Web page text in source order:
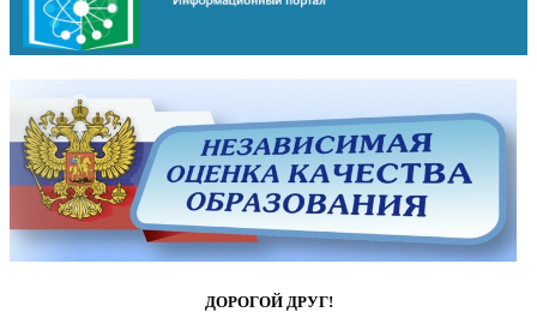
ДОРОГОЙ ДРУГ!